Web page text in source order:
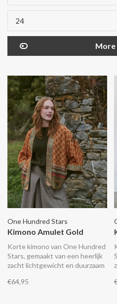
24
One Hundred Stars
Kimono Amulet Gold
Korte kimono van One Hundred
Stars, gemaakt van een heerlijk
zacht lichtgewicht en duurzaam
zijde. De kimono valt tot op de
€64,95